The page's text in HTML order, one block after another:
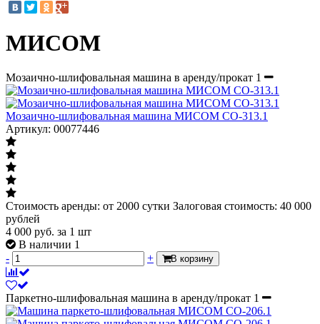
МИСОМ
Мозаично-шлифовальная машина в аренду/прокат 1
Мозаично-шлифовальная машина МИСОМ СО-313.1
Артикул: 00077446
Стоимость аренды: от 2000 сутки Залоговая стоимость: 40 000
рублей
4 000 руб. за 1 шт
В наличии 1
-
+ В корзину
Паркетно-шлифовальная машина в аренду/прокат 1